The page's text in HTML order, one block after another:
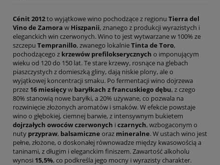
Cénit 2012to wyjątkowe wino pochodzące z regionu Tierra del
Vino de Zamora w Hiszpanii, znanego z produkcji wyrazistych i
eleganckich win czerwonych. Wino to jest wytwarzane w 100% ze
szczepu Tempranillo, zwanego lokalnieTinta de Toro,
pochodzącego z krzewów prefilokserycznych o imponującym
wieku od 120 do 150 lat. Te stare krzewy, rosnące na glebach
piaszczystych z domieszką gliny, dają niskie plony, ale o
wyjątkowej koncentracji smaku. Po fermentacji wino dojrzewa
przez 16 miesięcyw baryłkach z francuskiego dębu, z czego
80% stanowią nowe baryłki, a 20% używane, co pozwala na
rozwinięcie złożonych aromatów i smaków. W efekcie powstaje
wino o głębokiej, ciemnej barwie, z intensywnym bukietem
dojrzałych owoców czerwonych i czarnych, wzbogaconym o
nuty przypraw, balsamiczne oraz mineralne. W ustach wino jest
pełne, złożone, o doskonałej równowadze między kwasowością a
taninami, z długim i eleganckim finiszem. Zawartość alkoholu
wynosi 15,5%, co podkreśla jego mocny i wyrazisty charakter.